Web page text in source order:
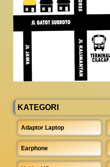
KATEGORI
Adaptor Laptop
Earphone